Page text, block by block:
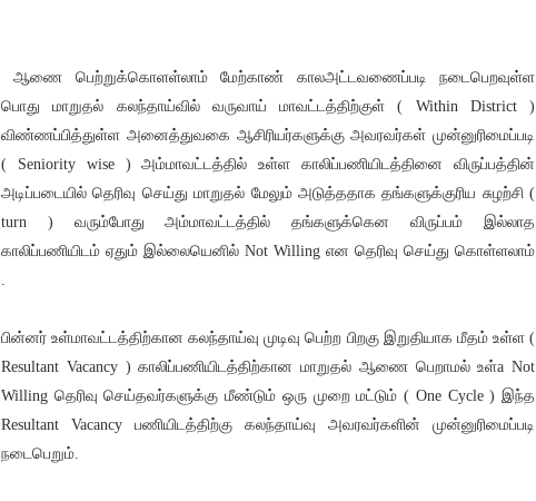
ஆணை பெற்றுக்கொளள்லாம் மேற்காண் காலஅட்டவணைப்படி நடைபெறவுள்ள
பொது மாறுதல் கலந்தாய்வில் வருவாய் மாவட்டத்திற்குள் ( Within District )
விண்ணப்பித்துள்ள அனைத்துவகை ஆசிரியர்களுக்கு அவரவர்கள் முன்னுரிமைப்படி
( Seniority wise ) அம்மாவட்டத்தில் உள்ள காலிப்பணியிடத்தினை விருப்பத்தின்
அடிப்படையில் தெரிவு செய்து மாறுதல் மேலும் அடுத்ததாக தங்களுக்குரிய சுழற்சி (
turn ) வரும்போது அம்மாவட்டத்தில் தங்களுக்கென விருப்பம் இல்லாத
காலிப்பணியிடம் ஏதும் இல்லையெனில் Not Willing என தெரிவு செய்து கொள்ளலாம்
.
பின்னர் உள்மாவட்டத்திற்கான கலந்தாய்வு முடிவு பெற்ற பிறகு இறுதியாக மீதம் உள்ள (
Resultant Vacancy ) காலிப்பணியிடத்திற்கான மாறுதல் ஆணை பெறாமல் உள்a Not
Willing தெரிவு செய்தவர்களுக்கு மீண்டும் ஒரு முறை மட்டும் ( One Cycle ) இந்த
Resultant Vacancy பணியிடத்திற்கு கலந்தாய்வு அவரவர்களின் முன்னுரிமைப்படி
நடைபெறும்.